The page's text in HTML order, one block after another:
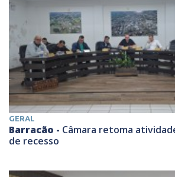
GERAL
Barracão - Câmara retoma
de recesso